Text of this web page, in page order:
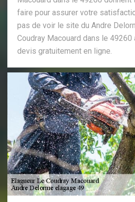
faire pour assurer votre
pas de voir le site du Andre
Coudray Macouard dans le
devis gratuitement en ligne.